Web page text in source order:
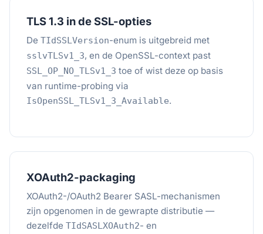
TLS 1.3 in de SSL-opties
De TIdSSLVersion-enum is uitgebreid met
sslvTLSv1_3, en de OpenSSL-context past
SSL_OP_NO_TLSv1_3 toe of wist deze op basis
van runtime-probing via
IsOpenSSL_TLSv1_3_Available.
XOAuth2-packaging
XOAuth2-/OAuth2 Bearer SASL-mechanismen
zijn opgenomen in de gewrapte distributie —
dezelfde TIdSASLXOAuth2- en